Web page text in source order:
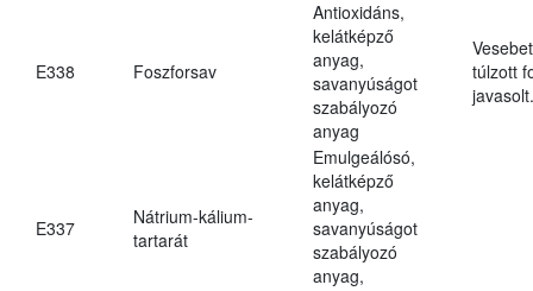
E338 Foszforsav
Antioxidáns,
kelátképző
anyag,
savanyúságot
szabályozó
anyag
túlzott
javasolt.
E337
Nátrium-kálium-
tartarát
Emulgeálósó,
kelátképző
anyag,
savanyúságot
szabályozó
anyag,